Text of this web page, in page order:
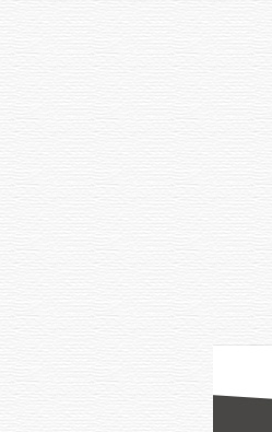
Facebook